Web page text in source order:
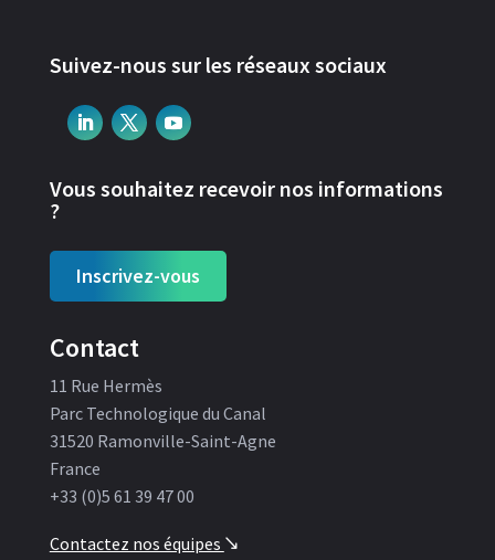
Suivez-nous sur les réseaux sociaux
Vous souhaitez recevoir nos informations
?
Inscrivez-vous
Contact
11 Rue Hermès
Parc Technologique du Canal
31520 Ramonville-Saint-Agne
France
+33 (0)5 61 39 47 00
Contactez nos équipes '